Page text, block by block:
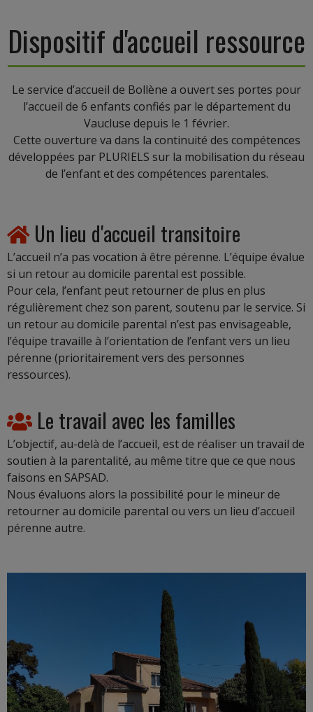
Dispositif d'accueil ressource
Le service d’accueil de Bollène a ouvert ses portes pour
l’accueil de 6 enfants confiés par le département du
Vaucluse depuis le 1 février.
Cette ouverture va dans la continuité des compétences
développées par PLURIELS sur la mobilisation du réseau
de l’enfant et des compétences parentales.
Un lieu d'accueil transitoire
L’accueil n’a pas vocation à être pérenne. L’équipe évalue
si un retour au domicile parental est possible.
Pour cela, l’enfant peut retourner de plus en plus
régulièrement chez son parent, soutenu par le service. Si
un retour au domicile parental n’est pas envisageable,
l’équipe travaille à l’orientation de l’enfant vers un lieu
pérenne (prioritairement vers des personnes
ressources).
Le travail avec les familles
L’objectif, au-delà de l’accueil, est de réaliser un travail de
soutien à la parentalité, au même titre que ce que nous
faisons en SAPSAD.
Nous évaluons alors la possibilité pour le mineur de
retourner au domicile parental ou vers un lieu d’accueil
pérenne autre.